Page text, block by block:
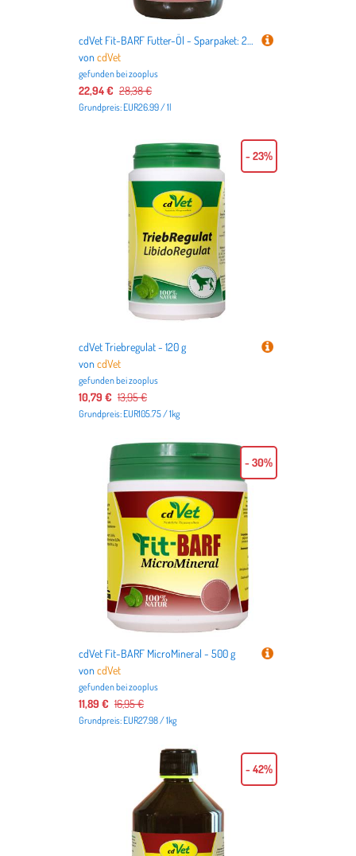
cdVet Fit-BARF Futter-Öl - Sparpaket: 2 x 500 ml
voncdVet
gefunden beizooplus
22,94 € 28,38 €
Grundpreis: EUR26.99 / 1l
cdVet Triebregulat - 120 g
voncdVet
gefunden beizooplus
10,79 € 13,95 €
Grundpreis: EUR105.75 / 1kg
- 23%
cdVet Fit-BARF MicroMineral - 500 g
voncdVet
gefunden beizooplus
11,89 € 16,95 €
Grundpreis: EUR27.98 / 1kg
- 30%
- 42%